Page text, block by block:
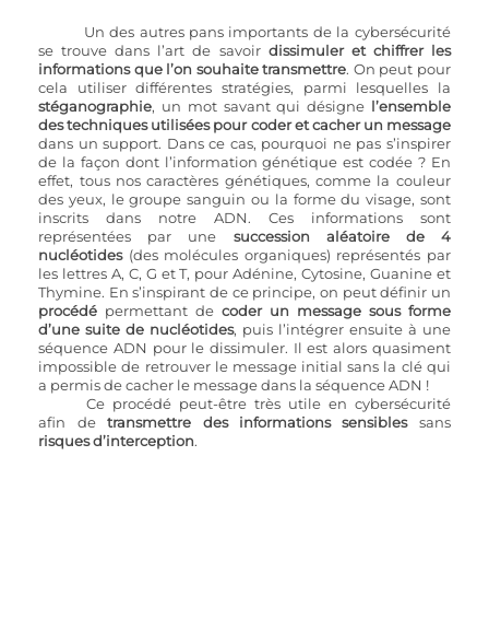
Un des autres pans importants de la cybersécurité
se trouve dans l’art de savoir dissimuler et chiffrer les
informations que l’on souhaite transmettre. On peut pour
stéganographie, un mot savant qui désigne l’ensemble
des techniques utilisées pour coder et cacher un message
dans un support. Dans ce cas, pourquoi ne pas s’inspirer
de la façon dont l’information génétique est codée ? En
effet, tous nos caractères génétiques, comme la couleur
des yeux, le groupe sanguin ou la forme du visage, sont
inscrits dans notre ADN. Ces informations sont
représentées par une succession aléatoire de 4
nucléotides (des molécules organiques) représentés par
les lettres A, C, G et T, pour Adénine, Cytosine, Guanine et
procédé permettant de coder un message sous forme
d’une suite de nucléotides, puis l’intégrer ensuite à une
séquence ADN pour le dissimuler. Il est alors quasiment
impossible de retrouver le message initial sans la clé qui
a permis de cacher le message dans la séquence ADN !
Ce procédé peut-être très utile en cybersécurité
afin de transmettre des informations sensibles
sans
risques d’interception.